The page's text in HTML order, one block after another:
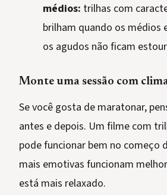
médios: trilhas com
brilham quando os médios
os agudos não ficam
Monte uma sessão com
Se você gosta de maratonar,
antes e depois. Um filme com
pode funcionar bem no começo
mais emotivas funcionam
está mais relaxado.